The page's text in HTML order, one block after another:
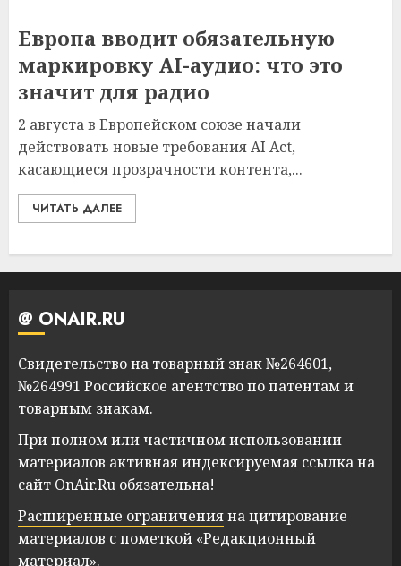
Европа вводит обязательную
маркировку AI-аудио: что это
значит для радио
2 августа в Европейском союзе начали
действовать новые требования AI Act,
касающиеся прозрачности контента,...
ЧИТАТЬ ДАЛЕЕ
@ ONAIR.RU
Свидетельство на товарный знак №264601,
№264991 Российское агентство по патентам и
товарным знакам.
При полном или частичном использовании
материалов активная индексируемая ссылка на
сайт OnAir.Ru обязательна!
Расширенные ограниченияна цитирование
материалов с пометкой «Редакционный
материал».